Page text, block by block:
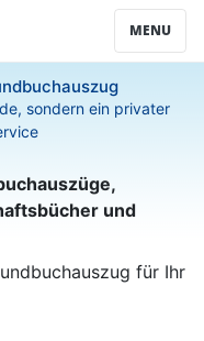
MENU
sondern ein privater
und
für Ihr